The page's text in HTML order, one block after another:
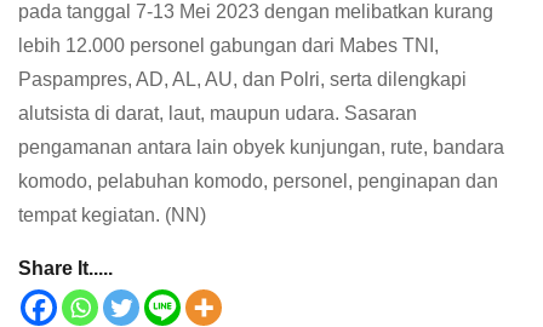
pada tanggal 7-13 Mei 2023 dengan melibatkan kurang
lebih 12.000 personel gabungan dari Mabes TNI,
Paspampres, AD, AL, AU, dan Polri, serta dilengkapi
alutsista di darat, laut, maupun udara. Sasaran
pengamanan antara lain obyek kunjungan, rute, bandara
komodo, pelabuhan komodo, personel, penginapan dan
tempat kegiatan. (NN)
Share It.....